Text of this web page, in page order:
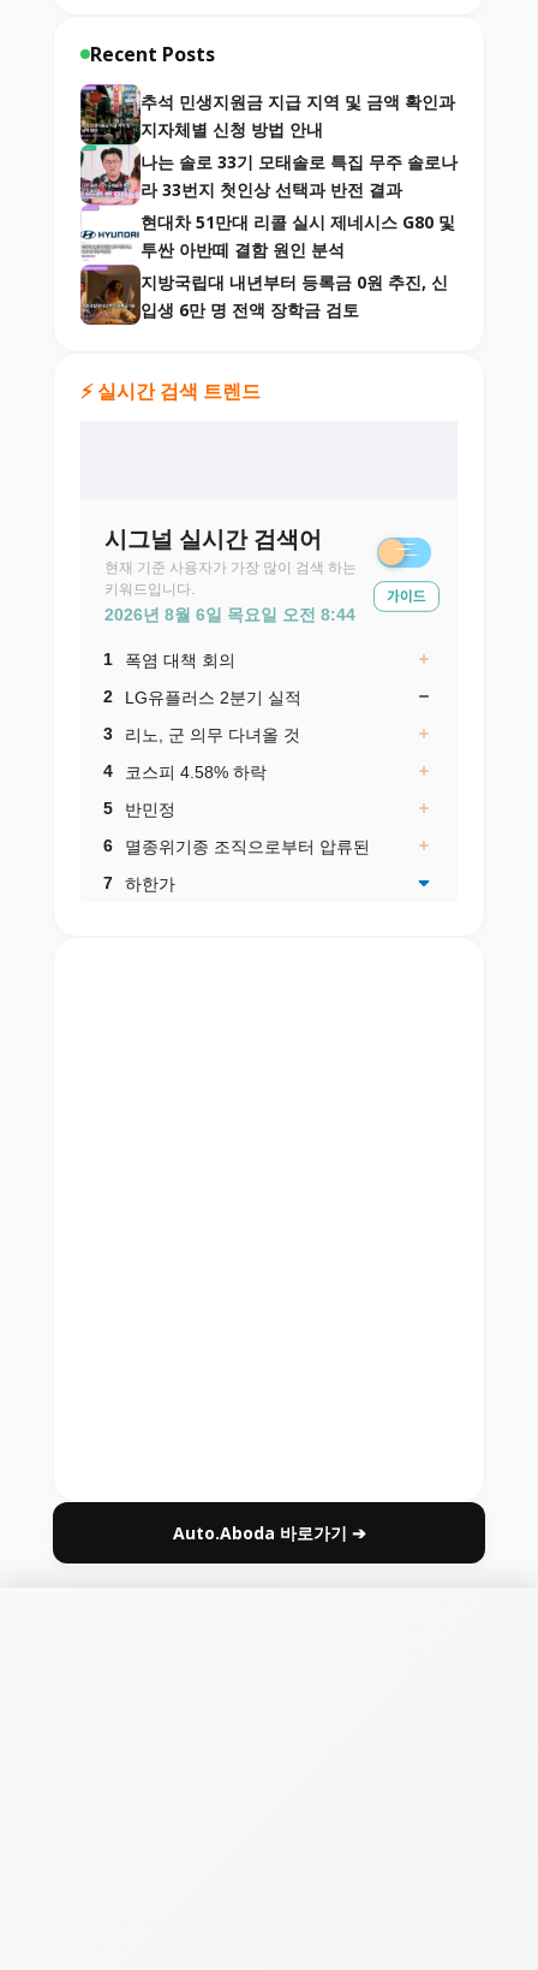
Recent Posts
추석 민생지원금 지급 지역 및 금액 확인과
지자체별 신청 방법 안내
나는 솔로 33기 모태솔로 특집 무주 솔로나
라 33번지 첫인상 선택과 반전 결과
현대차 51만대 리콜 실시 제네시스 G80 및
투싼 아반떼 결함 원인 분석
지방국립대 내년부터 등록금 0원 추진, 신
입생 6만 명 전액 장학금 검토
⚡ 실시간 검색 트렌드
Auto.Aboda 바로가기 ➔